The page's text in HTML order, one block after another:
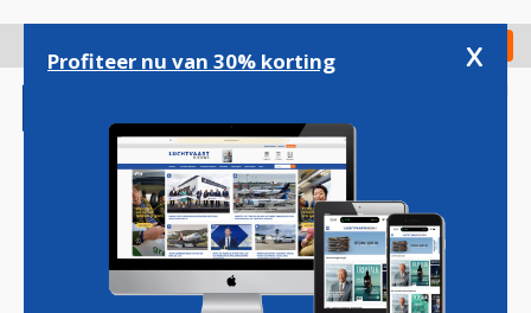
gaan
Check in
Magazine Podcasts Vacatures
Profiteer nu van 30% korting x